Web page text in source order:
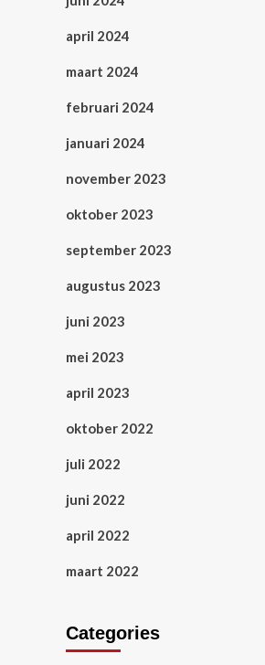
april 2024
maart 2024
februari 2024
januari 2024
november 2023
oktober 2023
september 2023
augustus 2023
juni 2023
mei 2023
april 2023
oktober 2022
juli 2022
juni 2022
april 2022
maart 2022
Categories